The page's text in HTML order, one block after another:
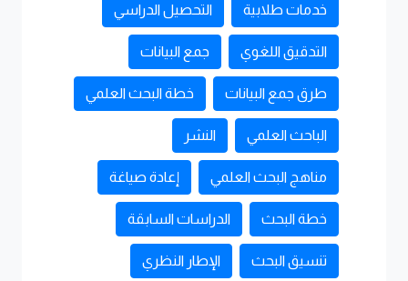
خدمات طلابية التحصيل الدراسي
التدقيق اللغوي جمع البيانات
طرق جمع البيانات خطة البحث العلمي
الباحث العلمي النشر
مناهج البحث العلمي إعادة صياغة
خطة البحث الدراسات السابقة
تنسيق البحث الإطار النظري